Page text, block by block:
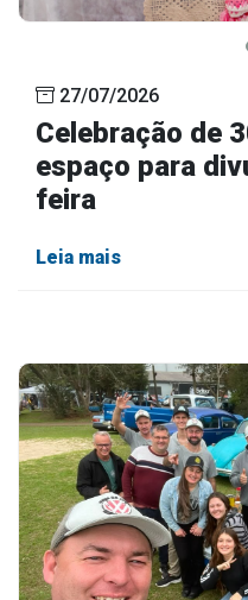
27/07/2026
Celebração de
espaço para
feira
Leia mais